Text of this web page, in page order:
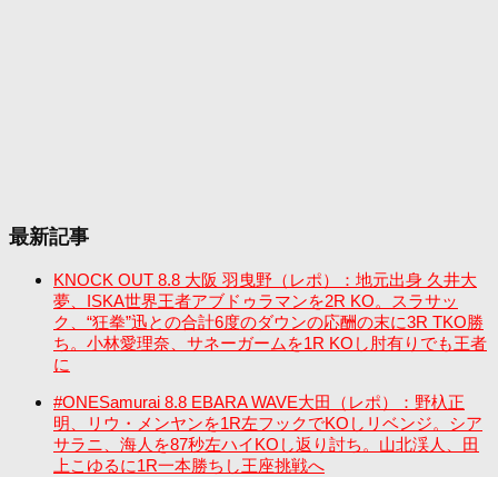
最新記事
KNOCK OUT 8.8 大阪 羽曳野（レポ）：地元出身 久井大
夢、ISKA世界王者アブドゥラマンを2R KO。スラサッ
ク、“狂拳”迅との合計6度のダウンの応酬の末に3R TKO勝
ち。小林愛理奈、サネーガームを1R KOし肘有りでも王者
に
#ONESamurai 8.8 EBARA WAVE大田（レポ）：野杁正
明、リウ・メンヤンを1R左フックでKOしリベンジ。シア
サラニ、海人を87秒左ハイKOし返り討ち。山北渓人、田
上こゆるに1R一本勝ちし王座挑戦へ